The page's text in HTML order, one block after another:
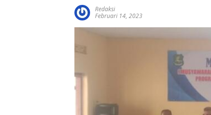
Redaksi
Februari 14, 2023